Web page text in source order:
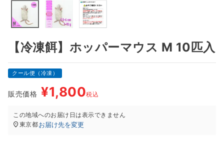
【冷凍餌】ホッパーマウス M 10匹入
クール便（冷凍）
販売価格 ¥1,800税込
この地域へのお届け日は表示できません
東京都お届け先を変更